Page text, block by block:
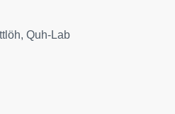
Quh-Lab